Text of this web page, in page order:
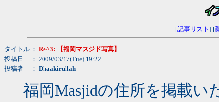
[記事リスト ] [
タイトル ： Re^3: 【福岡マスジド写真】
投稿日
： 2009/03/17(Tue) 19:22
投稿者
： Dhaakirullah
福岡Masjidの住所を掲載